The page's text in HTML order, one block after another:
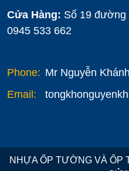
Cửa Hàng: Số 19 đường
0945 533 662
Phone: Mr Nguyễn
Email:
NHỰA ỐP TƯỜNG VÀ ỐP